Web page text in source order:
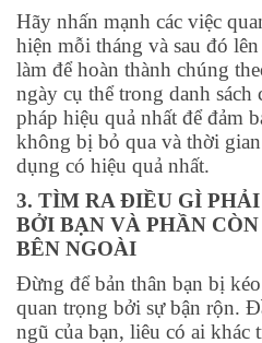
Hãy nhấn mạnh các việc
hiện mỗi tháng và sau đó
làm để hoàn thành chúng
ngày cụ thể trong danh
pháp hiệu quả nhất để đảm
không bị bỏ qua và thời
dụng có hiệu quả nhất.
3. TÌM RA ĐIỀU GÌ
BỞI BẠN VÀ PHẦN
BÊN NGOÀI
Đừng để bản thân bạn bị
quan trọng bởi sự bận rộn.
ngũ của bạn, liêu có ai khác